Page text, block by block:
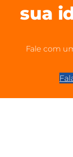
sua
Fale com